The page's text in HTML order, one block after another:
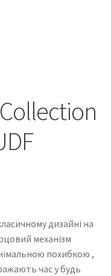
дизайні на
механізм
похибкою ,
час у будь